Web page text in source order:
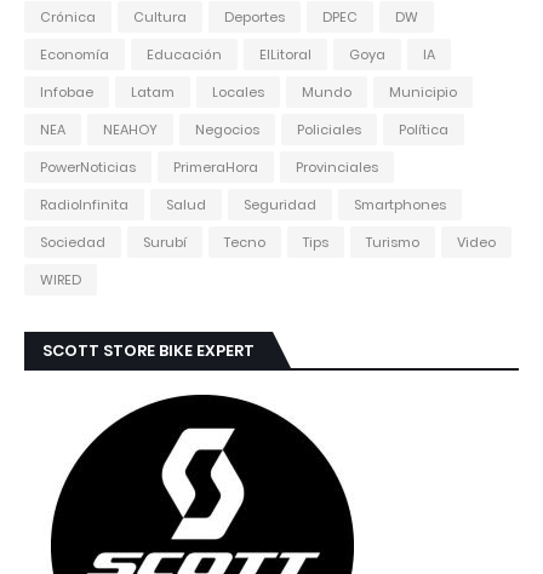
Crónica
Cultura Deportes DPEC
DW
Economía
Educación ElLitoral Goya
IA
Infobae
Latam Locales Mundo
Municipio
NEA
NEAHOY Negocios Policiales
Política
PowerNoticias
PrimeraHora
Provinciales
RadioInfinita
Salud Seguridad
Smartphones
Sociedad
Surubí Tecno Tips Turismo
Video
WIRED
SCOTT STORE BIKE EXPERT